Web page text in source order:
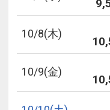
10/8(木)
10/9(金)